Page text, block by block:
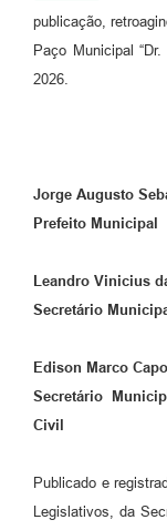
publicação,
Paço Municipal
2026.
Jorge Augusto
Prefeito Municipal
Leandro Vinicius
Secretário
Edison Marco
Secretário
Civil
Publicado e
Legislativos, da